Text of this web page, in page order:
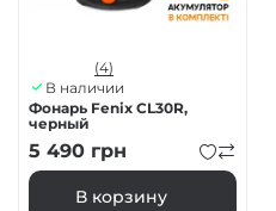
(4)
В наличии
Фонарь Fenix CL30R,
черный
5 490 грн
В корзину